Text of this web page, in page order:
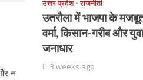
न
उत्तर प्रदेश • राजनीती
उतरौला में भाजपा के
वर्मा, किसान-गरीब और
जनाधार
3 weeks ago